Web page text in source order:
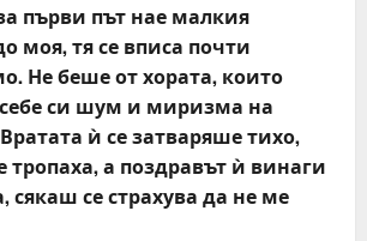
първи път нае малкия
моя, тя се вписа почти
Не беше от хората, които
себе си шум и миризма на
ѝ се затваряше тихо,
тропаха, а поздравът ѝ винаги
сякаш се страхува да не ме